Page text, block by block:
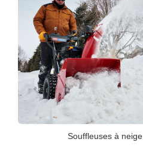
Souffleuses à neige